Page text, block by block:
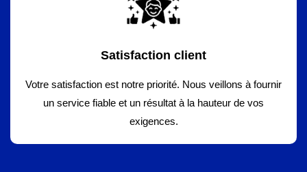
Satisfaction client
Votre satisfaction est notre priorité. Nous veillons à fournir
un service fiable et un résultat à la hauteur de vos
exigences.